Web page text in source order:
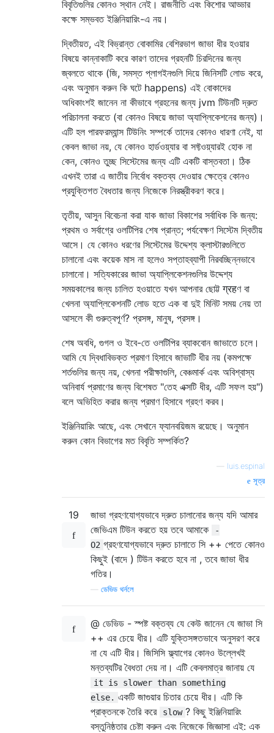
বিবৃতিগুলির কোনও স্থান নেই। রাজনীতি এবং কিশোর আড্ডার
কক্ষে সম্ভবত ইঞ্জিনিয়ারিং-এ নয়।
দ্বিতীয়ত, এই বিভ্রান্ত বোকামির বেশিরভাগ জাভা ধীর হওয়ার
বিষয়ে কান্নাকাটি করে কারণ তাদের গ্রহনটি চিরদিনের জন্য
জ্বলতে থাকে (জি, সমস্ত প্লাগইনগুলি দিয়ে জিনিসটি লোড করে,
এবং অনুমান করুন কি ঘটে happens) এই বোকাদের
অধিকাংশই জানেন না কীভাবে গ্রহনের জন্য jvm টিউনটি দ্রুত
পরিচালনা করতে (বা কোনও বিষয়ে জাভা অ্যাপ্লিকেশনের জন্য)।
এটি হল পারফরম্যান্স টিউনিং সম্পর্কে তাদের কোনও ধারণা নেই, যা
কেবল জাভা নয়, যে কোনও হার্ডওয়্যার বা সফ্টওয়্যারই হোক না
কেন, কোনও তুচ্ছ সিস্টেমের জন্য এটি একটি বাস্তবতা। ঠিক
এখনই তারা এ জাতীয় নির্বোধ বক্তব্য দেওয়ার ক্ষেত্রে কোনও
প্রযুক্তিগত বৈধতার জন্য নিজেকে নিরস্ত্রীকরণ করে।
তৃতীয়, আসুন বিবেচনা করা যাক জাভা বিকাশের সর্বাধিক কি জন্য:
প্রথম ও সর্বাগ্রে ওলটিপির শেষ প্রান্ত; পর্যবেক্ষণ সিস্টেম দ্বিতীয়
আসে। যে কোনও ধরণের সিস্টেমের উদ্দেশ্য ক্লাস্টারগুলিতে
চালানো এবং কয়েক মাস না হলেও সপ্তাহব্যাপী নিরবচ্ছিন্নভাবে
চালানো। সত্যিকারের জাভা অ্যাপ্লিকেশনগুলির উদ্দেশ্য
সময়কালের জন্য চালিত হওয়াতে যখন আপনার ছোট্ট ग्रहণ বা
খেলনা অ্যাপ্লিকেশনটি লোড হতে এক বা দুই মিনিট সময় নেয় তা
আসলে কী গুরুত্বপূর্ণ? প্রসঙ্গ, মানুষ, প্রসঙ্গ।
শেষ অবধি, গুগল ও ইবে-তে ওলটিপির ব্যাকবোন জাভাতে চলে।
আমি যে দ্বিধাবিভক্ত প্রমাণ হিসাবে জাভাটি ধীর নয় (কমপক্ষে
শর্তগুলির জন্য নয়, খেলনা পরীক্ষাগুলি, বেঞ্চমার্ক এবং অবিশ্বাস্য
অনিবার্য প্রমাণের জন্য বিশেষত "তেহ এক্সটি ধীর, এটি সফল হয়")
বলে অভিহিত করার জন্য প্রমাণ হিসাবে গ্রহণ করব।
ইঞ্জিনিয়ারিং আছে, এবং সেখানে ফ্যানবয়িজম রয়েছে। অনুমান
করুন কোন বিভাগের মত বিবৃতি সম্পর্কিত?
luis.espinal
সূত্র
19
জাভা গ্রহণযোগ্যভাবে দ্রুত চালানোর জন্য যদি আমার
জেভিএম টিউন করতে হয় তবে আমাকে
-
O2 গ্রহণযোগ্যভাবে দ্রুত চালাতে সি ++ পেতে কোনও
কিছুই (বাদে ) টিউন করতে হবে না , তবে জাভা ধীর
গতির।
ডেভিড থর্নলে
@ ডেভিড - স্পষ্ট বক্তব্য যে কেউ জানেন যে জাভা সি
++ এর চেয়ে ধীর। এটি যুক্তিসঙ্গতভাবে অনুসরণ করে
না যে এটি ধীর। জিসিসি ফ্ল্যাগের কোনও উল্লেখই
মন্তব্যটির বৈধতা দেয় না। এটি কেবলমাত্র জানায় যে
it is slower than something
else. একটি জাগুয়ার চিতার চেয়ে ধীর। এটি কি
প্রাক্তনকে তৈরি করে
slow ? কিছু ইঞ্জিনিয়ারিং
বস্তুনিষ্ঠতার চেষ্টা করুন এবং নিজেকে জিজ্ঞাসা এই: এক